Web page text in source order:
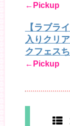
←Pickup
【ラブラ
入りクリ
クフェス
←Pickup